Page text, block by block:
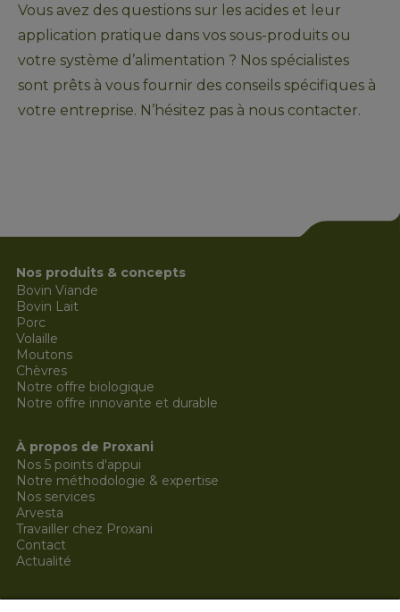
Vous avez des questions sur les acides et leur
application pratique dans vos sous-produits ou
votre système d’alimentation ? Nos spécialistes
sont prêts à vous fournir des conseils spécifiques à
votre entreprise. N’hésitez pas à nous contacter.
Nos produits & concepts
Bovin Viande
Bovin Lait
Porc
Volaille
Moutons
Chèvres
Notre offre biologique
Notre offre innovante et durable
À propos de Proxani
Nos 5 points d'appui
Notre méthodologie & expertise
Nos services
Arvesta
Travailler chez Proxani
Contact
Actualité